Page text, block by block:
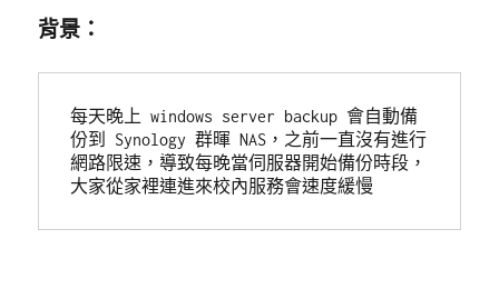
背景：
每天晚上 windows server backup 會自動備
份到 Synology 群暉 NAS，之前一直沒有進行
網路限速，導致每晚當伺服器開始備份時段，
大家從家裡連進來校內服務會速度緩慢